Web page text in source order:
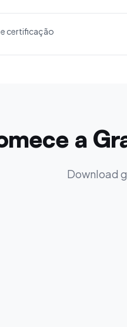
certificação
a
Download